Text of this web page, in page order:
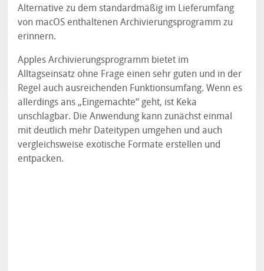
Alternative zu dem standardmäßig im Lieferumfang
von macOS enthaltenen Archivierungsprogramm zu
erinnern.
Apples Archivierungsprogramm bietet im
Alltagseinsatz ohne Frage einen sehr guten und in der
Regel auch ausreichenden Funktionsumfang. Wenn es
allerdings ans „Eingemachte“ geht, ist Keka
unschlagbar. Die Anwendung kann zunächst einmal
mit deutlich mehr Dateitypen umgehen und auch
vergleichsweise exotische Formate erstellen und
entpacken.